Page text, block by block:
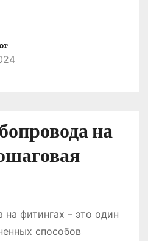
на
фитингах – это один
способов